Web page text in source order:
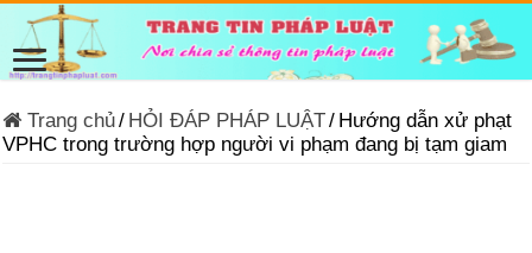
Trang chủ/ HỎI ĐÁP PHÁP LUẬT/ Hướng dẫn xử phạt
VPHC trong trường hợp người vi phạm đang bị tạm giam